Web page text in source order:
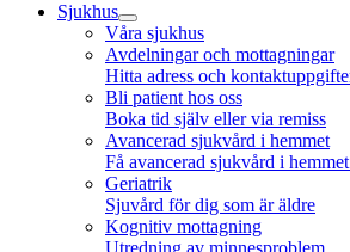
Sjukhus
Våra sjukhus
Avdelningar och mottagningar
Hitta adress och
Bli patient hos oss
Boka tid själv eller via remiss
Avancerad sjukvård i hemmet
Få avancerad sjukvård i
Geriatrik
Sjuvård för dig som är äldre
Kognitiv mottagning
Utredning av minnesproblem